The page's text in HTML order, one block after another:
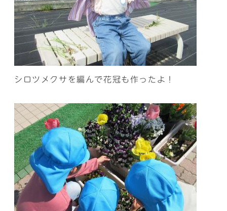
シロツメクサを編んで花冠も作ったよ！